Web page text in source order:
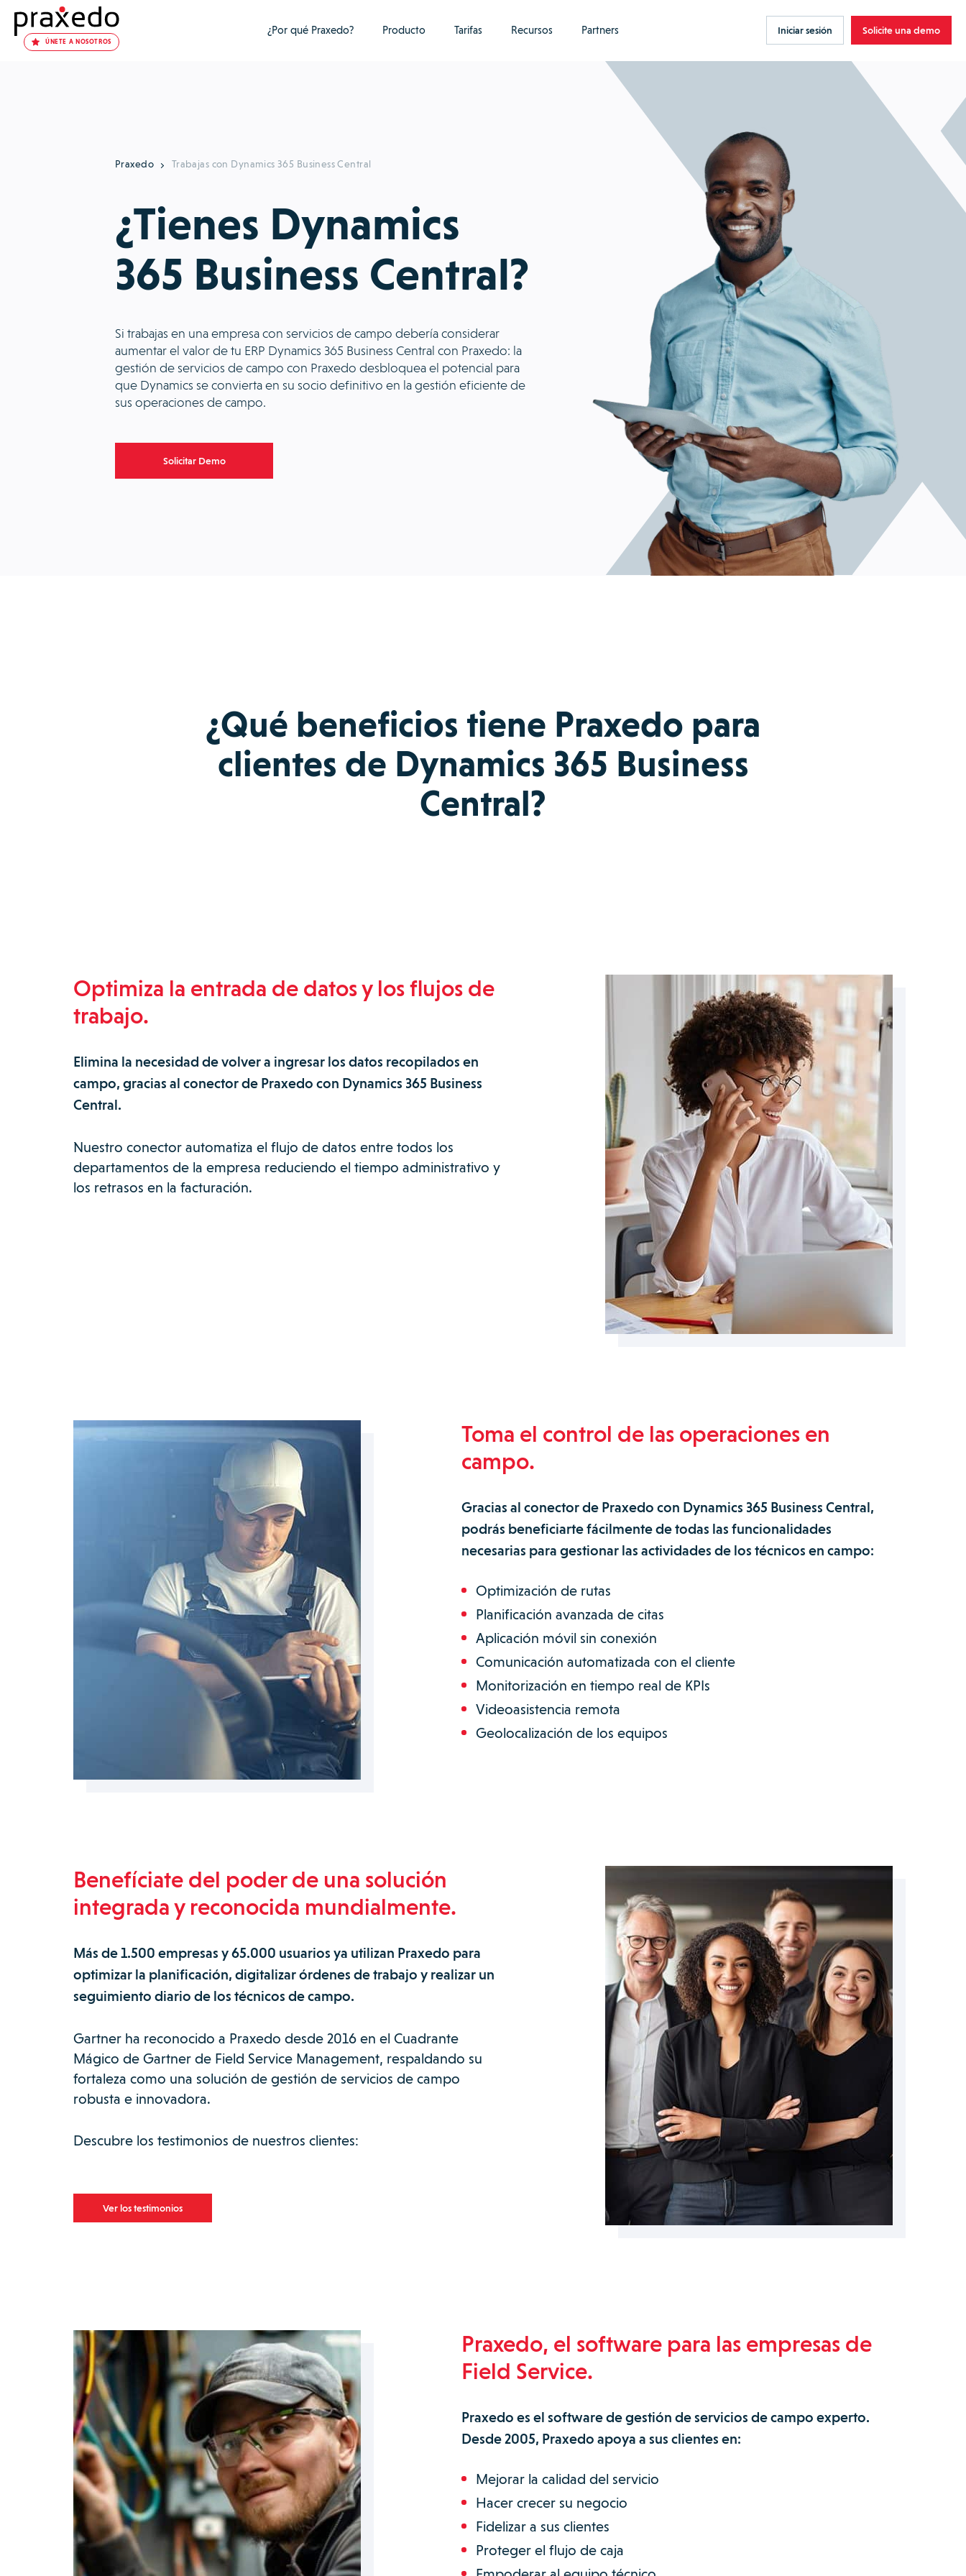
ÚNETE A NOSOTROS
¿Por qué Praxedo? Producto Tarifas Recursos Partners Iniciar sesión Solicite una demo
Praxedo Trabajas con Dynamics 365 Business Central
¿Tienes Dynamics
365 Business Central?
Si trabajas en una empresa con servicios de campo debería considerar
aumentar el valor de tu ERP Dynamics 365 Business Central con Praxedo: la
gestión de servicios de campo con Praxedo desbloquea el potencial para
que Dynamics se convierta en su socio definitivo en la gestión eficiente de
sus operaciones de campo.
Solicitar Demo
¿Qué beneficios tiene Praxedo para
clientes de Dynamics 365 Business
Central?
Optimiza la entrada de datos y los flujos de
trabajo.
Elimina la necesidad de volver a ingresar los datos recopilados en
campo, gracias al conector de Praxedo con Dynamics 365 Business
Central.
Nuestro conector automatiza el flujo de datos entre todos los
departamentos de la empresa reduciendo el tiempo administrativo y
los retrasos en la facturación.
Toma el control de las operaciones en
campo.
Gracias al conector de Praxedo con Dynamics 365 Business Central,
podrás beneficiarte fácilmente de todas las funcionalidades
necesarias para gestionar las actividades de los técnicos en campo:
Optimización de rutas
Planificación avanzada de citas
Aplicación móvil sin conexión
Comunicación automatizada con el cliente
Monitorización en tiempo real de KPIs
Videoasistencia remota
Geolocalización de los equipos
Benefíciate del poder de una solución
integrada y reconocida mundialmente.
Más de 1.500 empresas y 65.000 usuarios ya utilizan Praxedo para
optimizar la planificación, digitalizar órdenes de trabajo y realizar un
seguimiento diario de los técnicos de campo.
Gartner ha reconocido a Praxedo desde 2016 en el Cuadrante
Mágico de Gartner de Field Service Management, respaldando su
fortaleza como una solución de gestión de servicios de campo
robusta e innovadora.
Descubre los testimonios de nuestros clientes:
Ver los testimonios
Praxedo, el software para las empresas de
Field Service.
Praxedo es el software de gestión de servicios de campo experto.
Desde 2005, Praxedo apoya a sus clientes en:
Mejorar la calidad del servicio
Hacer crecer su negocio
Fidelizar a sus clientes
Proteger el flujo de caja